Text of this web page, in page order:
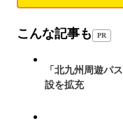
こんな記事も PR
「北九州周遊パ
設を拡充